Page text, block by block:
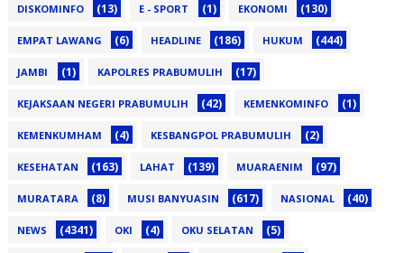
DISKOMINFO (13) E - SPORT (1) EKONOMI (130)
EMPAT LAWANG (6) HEADLINE (186) HUKUM (444)
JAMBI (1) KAPOLRES PRABUMULIH (17)
KEJAKSAAN NEGERI PRABUMULIH (42) KEMENKOMINFO (1)
KEMENKUMHAM (4) KESBANGPOL PRABUMULIH (2)
KESEHATAN (163) LAHAT (139) MUARAENIM (97)
MURATARA (8) MUSI BANYUASIN (617) NASIONAL (40)
NEWS (4341) OKI (4) OKU SELATAN (5)